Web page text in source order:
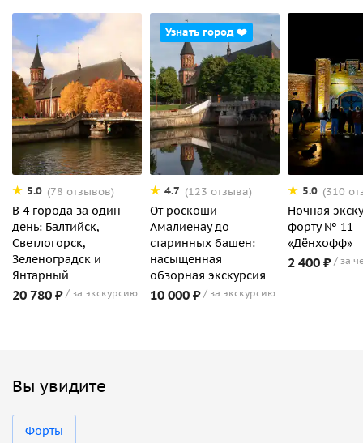
5.0 (78 отзывов)
В 4 города за один
день: Балтийск,
Светлогорск,
Зеленоградск и
Янтарный
20 780 ₽ за экскурсию
Узнать город ❤️
4.7 (123 отзыва)
От роскоши
Амалиенау до
старинных башен:
насыщенная
обзорная экскурсия
10 000 ₽ за экскурсию
5.0 (310
Ночная
форту № 11
«Дёнхофф»
2 400 ₽ за
Вы увидите
Форты